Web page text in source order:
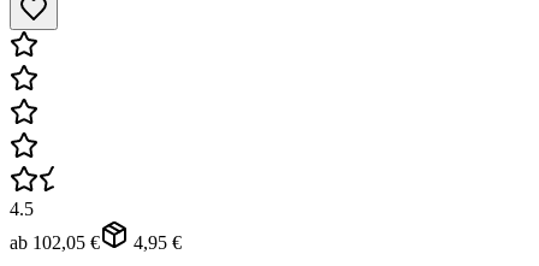
4.5
ab 102,05 € 4,95 €